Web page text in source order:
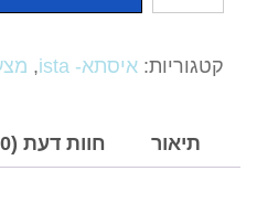
אדמה
PREMIUM
SOIL
קטגוריות: איסתא- ista ,
תיאור חוות דעת (0)